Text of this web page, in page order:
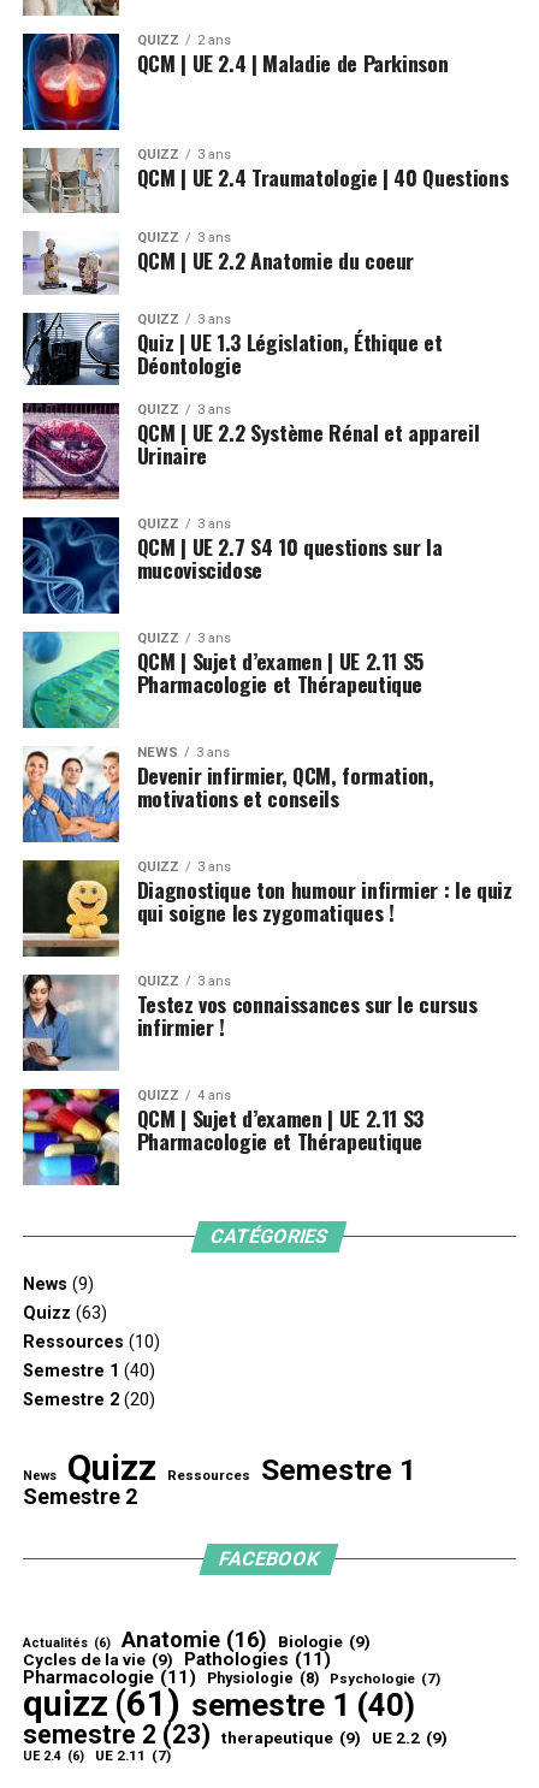
QUIZZ 2 ans
QCM | UE 2.4 | Maladie de Parkinson
QUIZZ 3 ans
QCM | UE 2.4 Traumatologie | 40 Questions
QUIZZ 3 ans
QCM | UE 2.2 Anatomie du coeur
QUIZZ 3 ans
Quiz | UE 1.3 Législation, Éthique et
Déontologie
QUIZZ 3 ans
QCM | UE 2.2 Système Rénal et appareil
Urinaire
QUIZZ 3 ans
QCM | UE 2.7 S4 10 questions sur la
mucoviscidose
QUIZZ 3 ans
QCM | Sujet d’examen | UE 2.11 S5
Pharmacologie et Thérapeutique
NEWS 3 ans
Devenir infirmier, QCM, formation,
motivations et conseils
QUIZZ 3 ans
Diagnostique ton humour infirmier : le quiz
qui soigne les zygomatiques !
QUIZZ 3 ans
Testez vos connaissances sur le cursus
infirmier !
QUIZZ 4 ans
QCM | Sujet d’examen | UE 2.11 S3
Pharmacologie et Thérapeutique
CATÉGORIES
News (9)
Quizz (63)
Ressources (10)
Semestre 1 (40)
Semestre 2(20)
News Quizz Ressources Semestre 1
Semestre 2
FACEBOOK
Actualités (6) Anatomie (16) Biologie (9)
Cycles de la vie (9) Pathologies (11)
Pharmacologie (11) Physiologie (8) Psychologie (7)
quizz (61) semestre 1 (40)
semestre 2 (23) therapeutique (9) UE 2.2 (9)
UE 2.4 (6) UE 2.11 (7)